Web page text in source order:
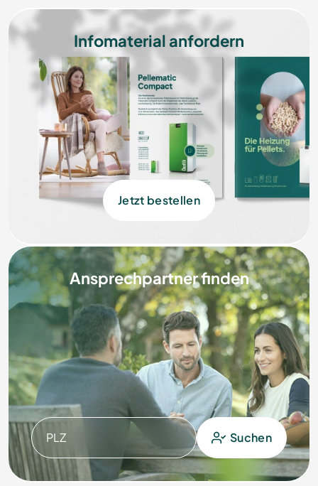
Infomaterial anfordern
Jetzt bestellen
Ansprechpartner finden
PLZ Suchen